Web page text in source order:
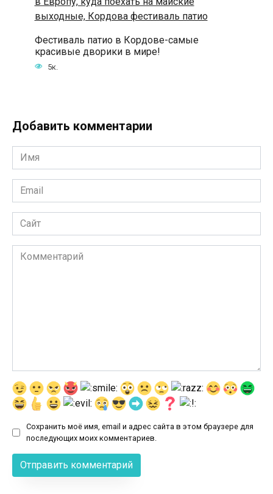
Фестиваль патио в Кордове-самые
красивые дворики в мире!
5к.
Добавить комментарии
Имя
*
Email
*
Сайт
Комментарий
Сохранить моё имя, email и адрес сайта в этом браузере для
последующих моих комментариев.